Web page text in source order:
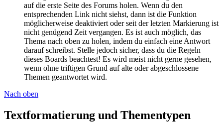
auf die erste Seite des Forums holen. Wenn du den
entsprechenden Link nicht siehst, dann ist die Funktion
möglicherweise deaktiviert oder seit der letzten Markierung ist
nicht genügend Zeit vergangen. Es ist auch möglich, das
Thema nach oben zu holen, indem du einfach eine Antwort
darauf schreibst. Stelle jedoch sicher, dass du die Regeln
dieses Boards beachtest! Es wird meist nicht gerne gesehen,
wenn ohne triftigen Grund auf alte oder abgeschlossene
Themen geantwortet wird.
Nach oben
Textformatierung und Thementypen